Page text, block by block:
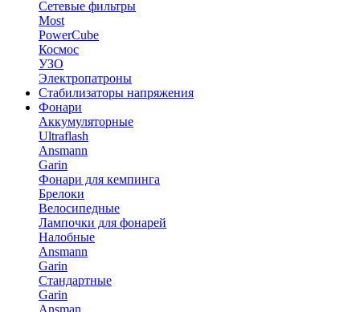
Сетевые фильтры
Most
PowerCube
Космос
УЗО
Электропатроны
Стабилизаторы напряжения
Фонари
Аккумуляторные
Ultraflash
Ansmann
Garin
Фонари для кемпинга
Брелоки
Велосипедные
Лампочки для фонарей
Налобные
Ansmann
Garin
Стандартные
Garin
Ansman